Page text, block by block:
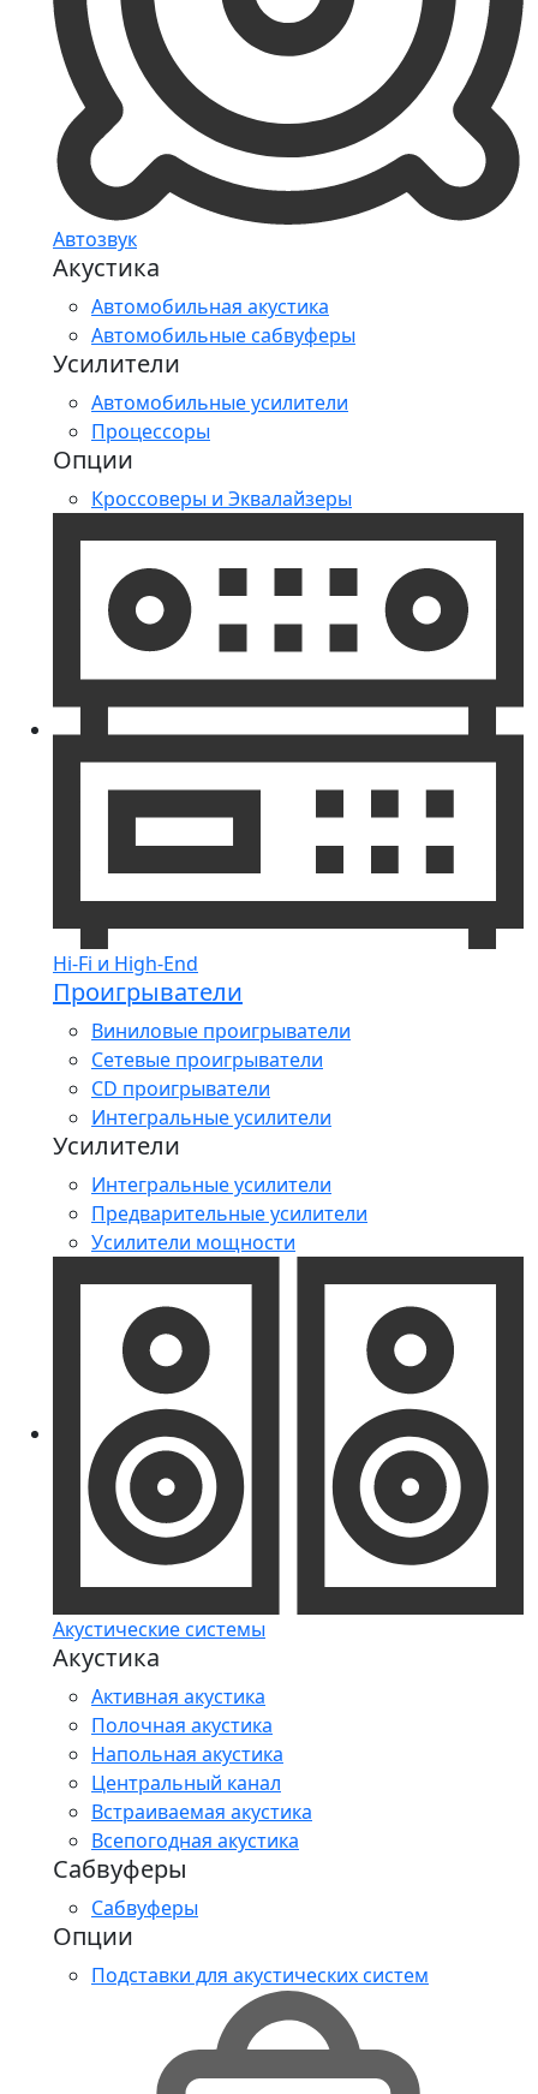
Автозвук
Акустика
Автомобильная акустика
Автомобильные сабвуферы
Усилители
Автомобильные усилители
Процессоры
Опции
Кроссоверы и Эквалайзеры
Hi-Fi и High-End
Проигрыватели
Виниловые проигрыватели
Сетевые проигрыватели
CD проигрыватели
Интегральные усилители
Усилители
Интегральные усилители
Предварительные усилители
Усилители мощности
Акустические системы
Акустика
Активная акустика
Полочная акустика
Напольная акустика
Центральный канал
Встраиваемая акустика
Всепогодная акустика
Сабвуферы
Сабвуферы
Опции
Подставки для акустических систем